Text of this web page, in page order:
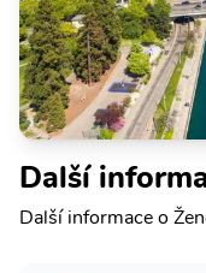
Další
Další informace o